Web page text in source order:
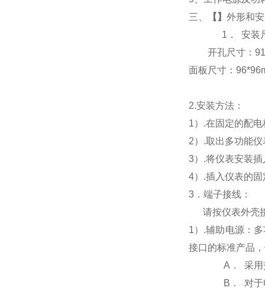
三、
【】 外形和
1．
安装
开孔尺寸：
面板尺寸：
2.安装方法：
1）.在固定的配
2）.取出多功能
3）.将仪表安装
4）.插入仪表的
3 ．端子接线：
请按仪表外壳
1） .辅助电源：
接口的标准产品
A．
采
B．
对